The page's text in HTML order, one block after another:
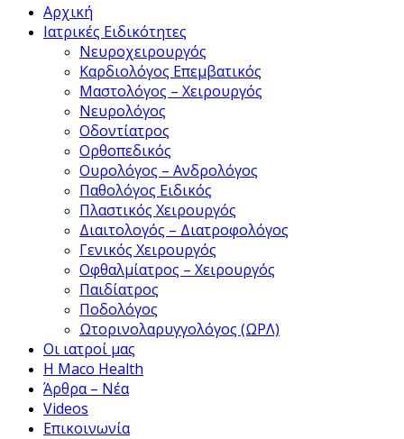
Αρχική
Ιατρικές Ειδικότητες
Νευροχειρουργός
Καρδιολόγος Επεμβατικός
Μαστολόγος – Χειρουργός
Νευρολόγος
Οδοντίατρος
Ορθοπεδικός
Ουρολόγος – Ανδρολόγος
Παθολόγος Ειδικός
Πλαστικός Χειρουργός
Διαιτολογός – Διατροφολόγος
Γενικός Χειρουργός
Οφθαλμίατρος – Χειρουργός
Παιδίατρος
Ποδολόγος
Ωτορινολαρυγγολόγος (ΩΡΛ)
Οι ιατροί μας
Η Maco Health
Άρθρα – Νέα
Videos
Επικοινωνία